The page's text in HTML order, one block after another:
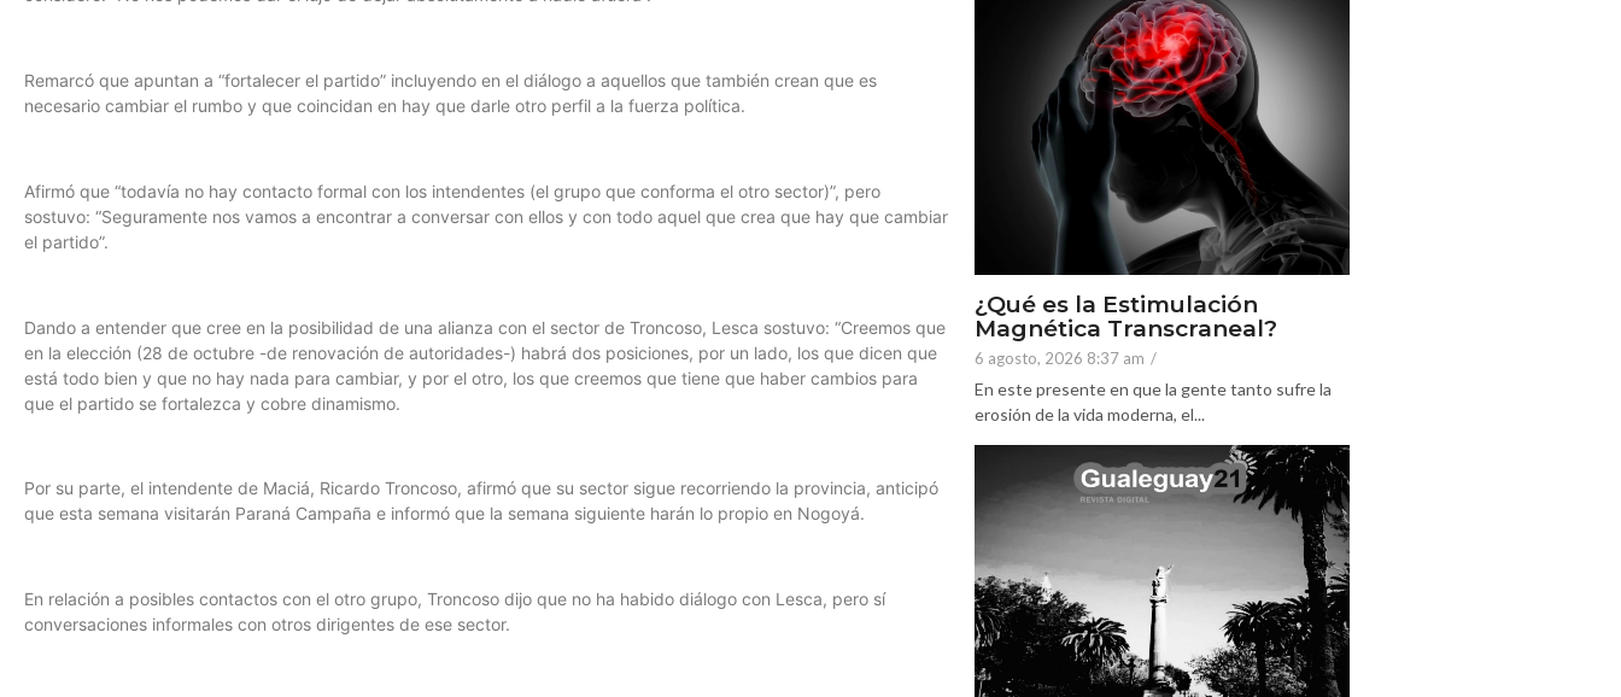
Remarcó que apuntan a “fortalecer el partido” incluyendo en el diálogo a aquellos que también crean que es
necesario cambiar el rumbo y que coincidan en hay que darle otro perfil a la fuerza política.
Afirmó que “todavía no hay contacto formal con los intendentes (el grupo que conforma el otro sector)”, pero
sostuvo: “Seguramente nos vamos a encontrar a conversar con ellos y con todo aquel que crea que hay que cambiar
el partido”.
Dando a entender que cree en la posibilidad de una alianza con el sector de Troncoso, Lesca sostuvo: “Creemos que
en la elección (28 de octubre -de renovación de autoridades-) habrá dos posiciones, por un lado, los que dicen que
está todo bien y que no hay nada para cambiar, y por el otro, los que creemos que tiene que haber cambios para
que el partido se fortalezca y cobre dinamismo.
Por su parte, el intendente de Maciá, Ricardo Troncoso, afirmó que su sector sigue recorriendo la provincia, anticipó
que esta semana visitarán Paraná Campaña e informó que la semana siguiente harán lo propio en Nogoyá.
En relación a posibles contactos con el otro grupo, Troncoso dijo que no ha habido diálogo con Lesca, pero sí
conversaciones informales con otros dirigentes de ese sector.
¿Qué es la Estimulación
Magnética Transcraneal?
6 agosto, 2026 8:37 am /
En este presente en que la gente tanto sufre la
erosión de la vida moderna, el...